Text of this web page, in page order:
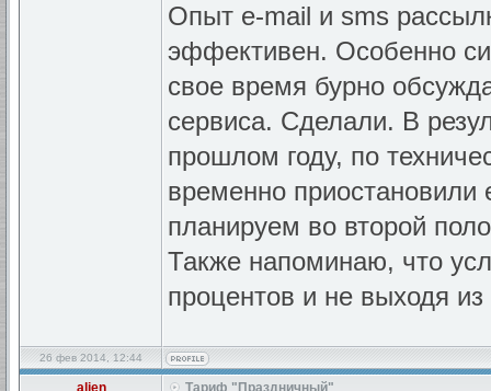
Опыт e-mail и sms
эффективен. Особенно
свое время бурно
сервиса. Сделали. В
прошлом году, по
временно приостановили
планируем во второй
Также напоминаю, что
процентов и не выходя
26 фев 2014, 12:44
alien
Тариф "Праздничный"